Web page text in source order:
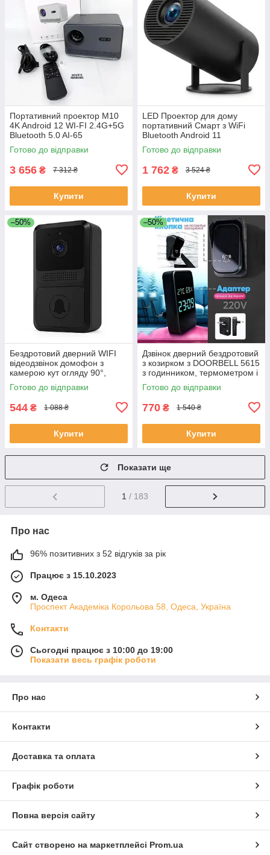
Портативний проектор M10
4K Android 12 WI-FI 2.4G+5G
Bluetooth 5.0 AI-65
Готово до відправки
3 656 ₴ 7 312 ₴
Купити
LED Проектор для дому
портативний Смарт з WiFi
Bluetooth Android 11
1280х720р Black LC-68
Готово до відправки
1 762 ₴ 3 524 ₴
Купити
–50%
Бездротовий дверний WIFI
відеодзвінок домофон з
камерою кут огляду 90°,
нічне бачення, мобільний
додаток FE-50
Готово до відправки
544 ₴ 1 088 ₴
Купити
–50%
Дзвінок дверний бездротовий
з козирком з DOORBELL 5615
з годинником, термометром і
показником вологості RA-32
Готово до відправки
770 ₴ 1 540 ₴
Купити
Показати ще
1 / 183
Про нас
96% позитивних з 52 відгуків за рік
Працює з 15.10.2023
м. Одеса
Проспект Академіка Корольова 58, Одеса, Україна
Контакти
Сьогодні працює з 10:00 до 19:00
Показати весь графік роботи
Про нас
Контакти
Доставка та оплата
Графік роботи
Повна версія сайту
Сайт створено на маркетплейсі Prom.ua